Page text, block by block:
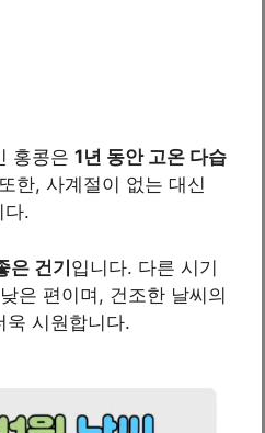
홍콩은 1년 동안 고온 다습
한, 사계절이 없는 대신
다.
은 건기입니다. 다른 시기
은 편이며, 건조한 날씨의
욱 시원합니다.